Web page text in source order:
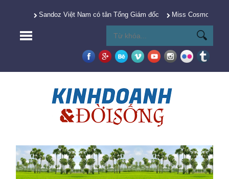
Sandoz Việt Nam có tân Tổng Giám đốc Miss Cosmo 2025